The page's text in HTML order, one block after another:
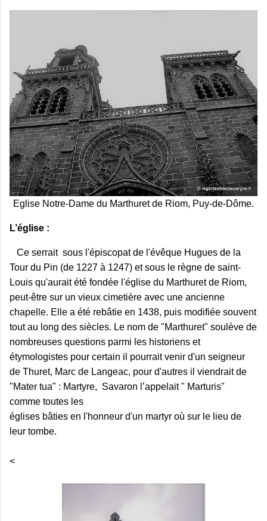
Eglise Notre-Dame du Marthuret de Riom, Puy-de-Dôme.
L’église :
Ce serrait sous l'épiscopat de l'évêque Hugues de la
Tour du Pin (de 1227 à 1247) et sous le règne de saint-
Louis qu'aurait été fondée l'église du Marthuret de Riom,
peut-être sur un vieux cimetière avec une ancienne
chapelle. Elle a été rebâtie en 1438, puis modifiée souvent
tout au long des siècles. Le nom de "Marthuret" soulève de
nombreuses questions parmi les historiens et
étymologistes pour certain il pourrait venir d'un seigneur
de Thuret, Marc de Langeac, pour d'autres il viendrait de
"Mater tua" : Martyre, Savaron l’appelait " Marturis"
comme toutes les
églises bâties en l'honneur d'un martyr où sur le lieu de
leur tombe.
<